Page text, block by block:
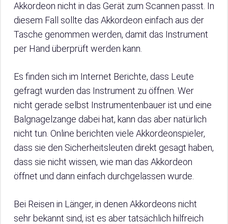
Akkordeon nicht in das Gerät zum Scannen passt. In
diesem Fall sollte das Akkordeon einfach aus der
Tasche genommen werden, damit das Instrument
per Hand überprüft werden kann.
Es finden sich im Internet Berichte, dass Leute
gefragt wurden das Instrument zu öffnen. Wer
nicht gerade selbst Instrumentenbauer ist und eine
Balgnagelzange dabei hat, kann das aber natürlich
nicht tun. Online berichten viele Akkordeonspieler,
dass sie den Sicherheitsleuten direkt gesagt haben,
dass sie nicht wissen, wie man das Akkordeon
öffnet und dann einfach durchgelassen wurde.
Bei Reisen in Länger, in denen Akkordeons nicht
sehr bekannt sind, ist es aber tatsächlich hilfreich